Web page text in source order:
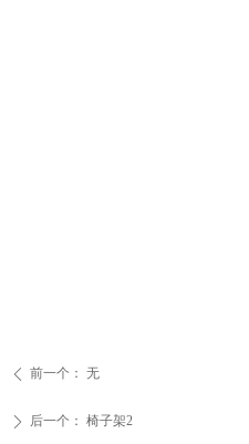
ꄴ 前一个： 无
ꄲ 后一个： 椅子架2